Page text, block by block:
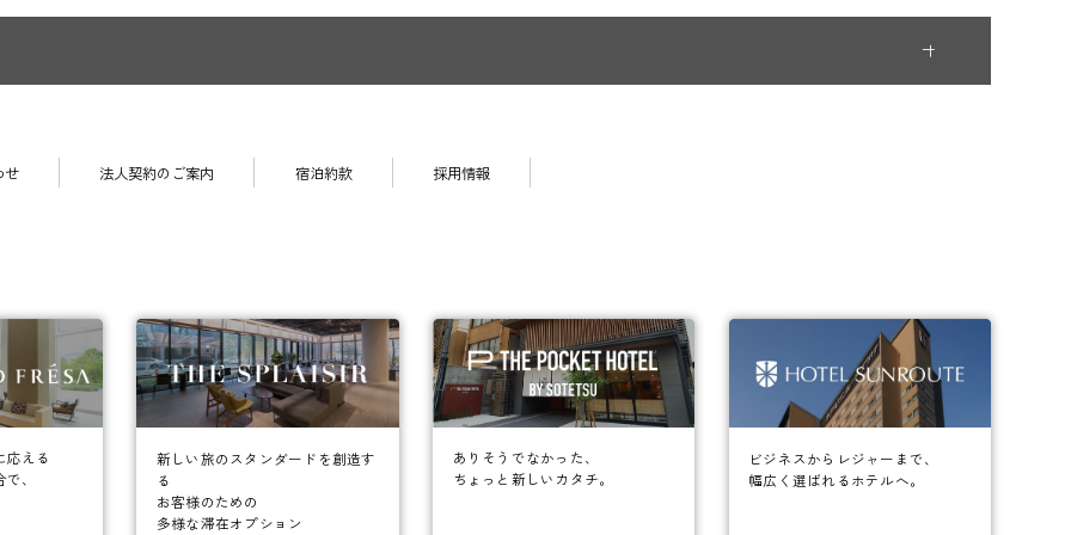
せ 法人契約のご案内 宿泊約款 採用情報
応える
、
新しい旅のスタンダードを創造す
る
お客様のための
多様な滞在オプション
ありそうでなかった、
ちょっと新しいカタチ。
ビジネスからレジャーまで、
幅広く選ばれるホテルへ。